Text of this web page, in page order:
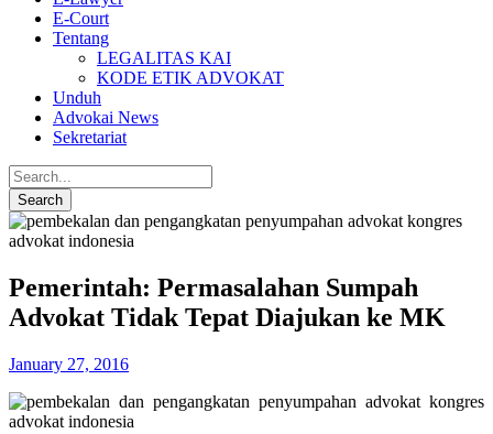
E-Court
Tentang
LEGALITAS KAI
KODE ETIK ADVOKAT
Unduh
Advokai News
Sekretariat
Pemerintah: Permasalahan Sumpah
Advokat Tidak Tepat Diajukan ke MK
January 27, 2016